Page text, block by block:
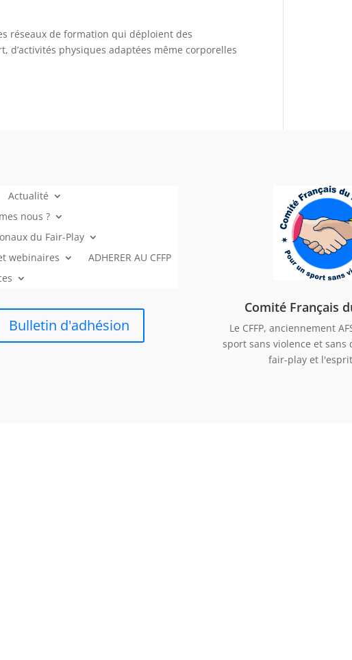
réseaux de formation qui déploient des
d’activités physiques adaptées même corporelles
Actualité
nous ?
du Fair-Play
webinaires
ADHERER AU CFFP
Bulletin d'adhésion
Comité Français
Le CFFP, anciennement
sport sans violence et
fair-play et